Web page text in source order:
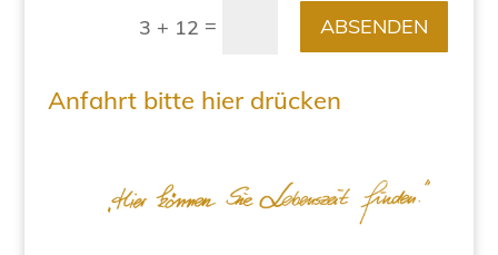
3 + 12 = ABSENDEN
Anfahrt bitte hier drücken